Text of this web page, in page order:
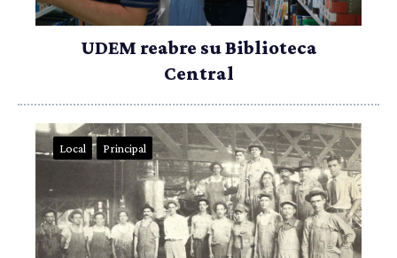
UDEM reabre su Biblioteca
Central
Local Principal